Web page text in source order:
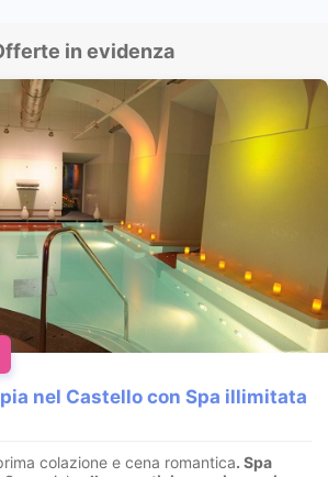
in evidenza
nel Castello con Spa illimitata
colazione e cena romantica. Spa